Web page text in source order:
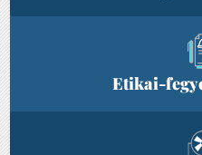
Etikai-